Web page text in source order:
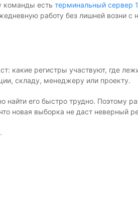
команды есть терминальный сервер
работу без лишней возни с
какие регистры участвуют, где
складу, менеджеру или проекту.
его быстро трудно. Поэтому
новая выборка не даст неверный